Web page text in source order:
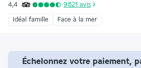
4,4 9 821 avis
Idéal famille Face à la mer
Échelonnez votre paiement,